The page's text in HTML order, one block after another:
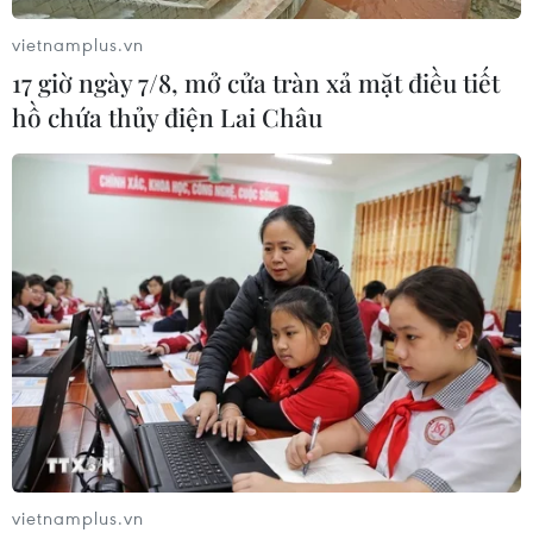
03/08/2026 10:33
Xem thêm
CƠ QUAN CHỦ QUẢN: THÔNG TẤN XÃ VIỆT NAM
Tổng Biên tập: TRẦN TIẾN DUẨN
Phó Tổng Biên tập: NGUYỄN THỊ TÁM, KHÚC THANH
THỦY
Sở hữu trí tuệ
Quy định sử dụng
vietnamplus.vn
17 giờ ngày 7/8, mở cửa tràn xả mặt điều tiết
hồ chứa thủy điện Lai Châu
vietnamplus.vn